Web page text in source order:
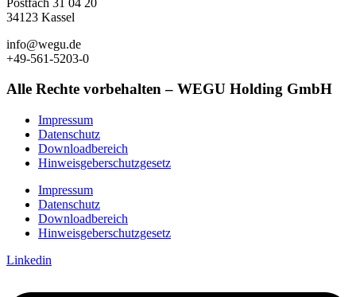
34123 Kassel
info@wegu.de
+49-561-5203-0
Alle Rechte vorbehalten – WEGU Holding GmbH
Impressum
Datenschutz
Downloadbereich
Hinweisgeberschutzgesetz
Impressum
Datenschutz
Downloadbereich
Hinweisgeberschutzgesetz
Linkedin